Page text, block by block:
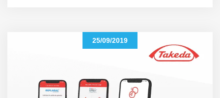
25/09/2019